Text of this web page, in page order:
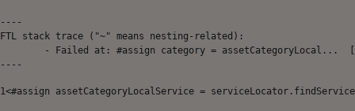
----
FTL stack trace ("~" means nesting-related):
----
1<#assign assetCategoryLocalService =